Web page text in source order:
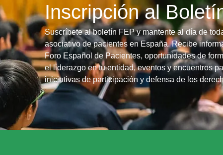
Inscripción al
Suscríbete al boletín FEP y mantente al día de
asociativo de pacientes en España. Recibe
Foro Español de Pacientes, oportunidades de
el liderazgo en tu entidad, eventos y encuentros
iniciativas de participación y defensa de los